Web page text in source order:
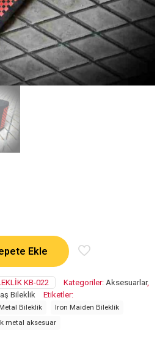
Ekle
KB-022 Kategoriler: Aksesuarlar,
Bileklik Etiketler:
Bileklik
Iron Maiden Bileklik
metal aksesuar